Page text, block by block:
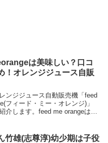
は美味しい？口コ
！オレンジジュース自販
ンジジュース自動販売機「feed
フィード・ミー・オレンジ)」
介します。feed me orangeは、
を絞ってく...
竹雄(志尊淳)幼少期は子役